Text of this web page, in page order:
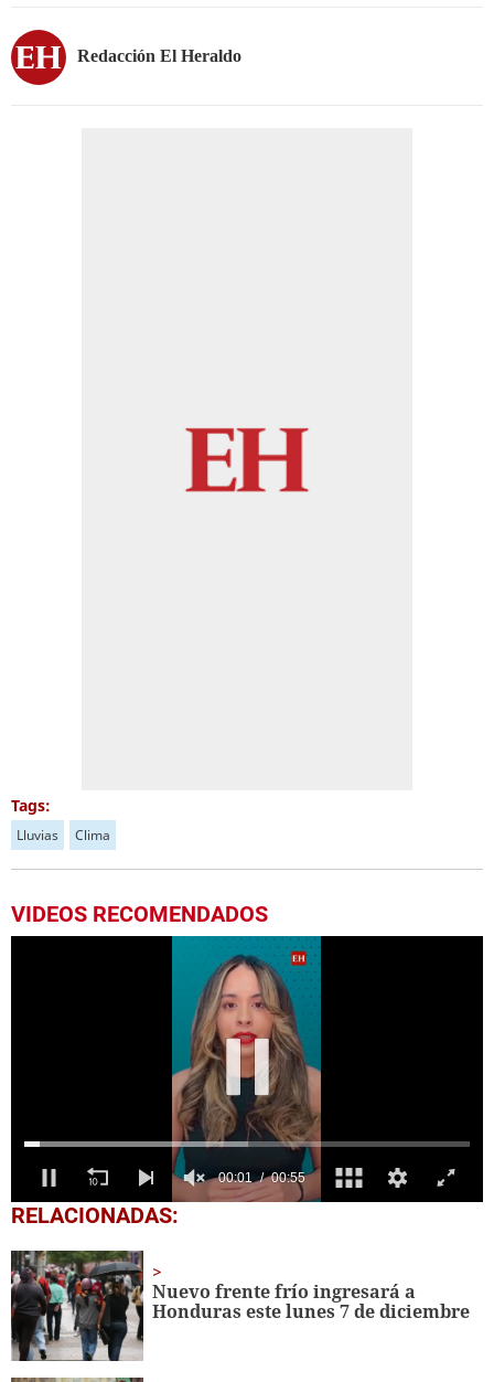
Redacción El Heraldo
Tags:
Lluvias Clima
VIDEOS RECOMENDADOS
0
seconds
55
seconds
RELACIONADAS:
Nuevo frente frío ingresará a
Honduras este lunes 7 de diciembre